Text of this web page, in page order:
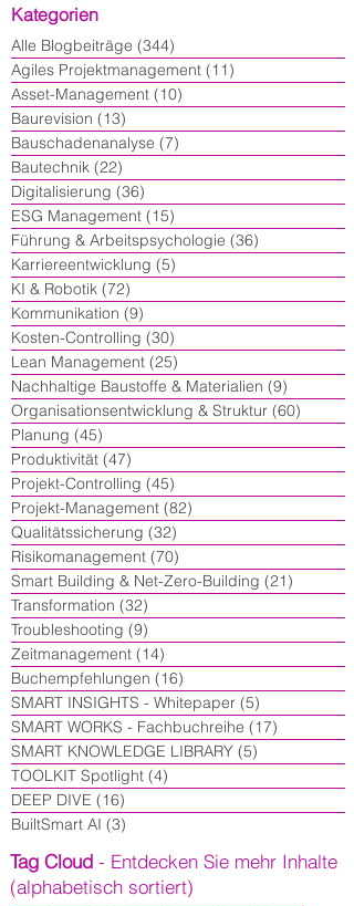
Kategorien
Alle Blogbeiträge (344)
Agiles Projektmanagement (11)
Asset-Management (10)
Baurevision (13)
Bauschadenanalyse (7)
Bautechnik (22)
Digitalisierung (36)
ESG Management (15)
Führung & Arbeitspsychologie (36)
Karriereentwicklung (5)
KI & Robotik (72)
Kommunikation (9)
Kosten-Controlling (30)
Lean Management (25)
Nachhaltige Baustoffe & Materialien (9)
Organisationsentwicklung & Struktur (60)
Planung (45)
Produktivität (47)
Projekt-Controlling (45)
Projekt-Management (82)
Qualitätssicherung (32)
Risikomanagement (70)
Smart Building & Net-Zero-Building (21)
Transformation (32)
Troubleshooting (9)
Zeitmanagement (14)
Buchempfehlungen (16)
SMART INSIGHTS - Whitepaper (5)
SMART WORKS - Fachbuchreihe (17)
SMART KNOWLEDGE LIBRARY (5)
TOOLKIT Spotlight (4)
DEEP DIVE (16)
BuiltSmart AI (3)
Tag Cloud - Entdecken Sie mehr Inhalte
(alphabetisch sortiert)